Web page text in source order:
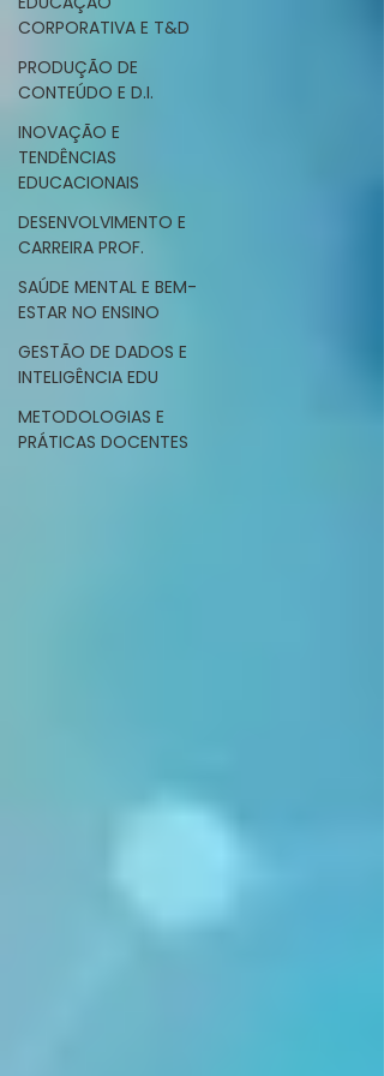
CORPORATIVA E T&D
PRODUÇÃO DE
CONTEÚDO E D.I.
INOVAÇÃO E
TENDÊNCIAS
EDUCACIONAIS
DESENVOLVIMENTO E
CARREIRA PROF.
SAÚDE MENTAL E BEM-
ESTAR NO ENSINO
GESTÃO DE DADOS E
INTELIGÊNCIA EDU
METODOLOGIAS E
PRÁTICAS DOCENTES